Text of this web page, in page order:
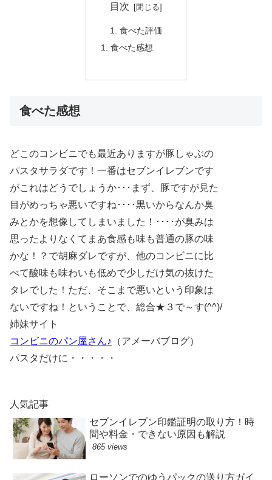
目次
食べた評価
食べた感想
食べた感想
どこのコンビニでも最近ありますが豚しゃぶの
パスタサラダです！一番はセブンイレブンです
がこれはどうでしょうか･･･まず、豚ですが見た
目がめっちゃ悪いですね････黒いからなんか臭
みとかを想像してしまいました！････が臭みは
思ったよりなくてまあ食感も味も普通の豚の味
かな！？で胡麻ダレですが、他のコンビニに比
べて酸味も味わいも低めで少しだけ気の抜けた
タレでした！ただ、そこまで悪いという印象は
ないですね！ということで、総合★３で～す(^^)/
姉妹サイト
コンビニのパン屋さん♪ （アメーバブログ）
パスタだけに・・・・・
人気記事
セブンイレブン印鑑証明の取り方！時
間や料金・できない原因も解説
865 views
ローソンでのゆうパックの送り方ガイ